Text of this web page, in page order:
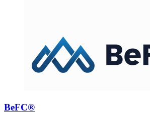
BeFC®